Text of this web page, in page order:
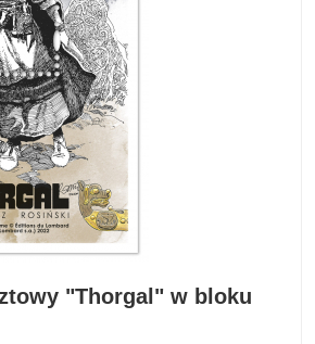
"Thorgal" w bloku